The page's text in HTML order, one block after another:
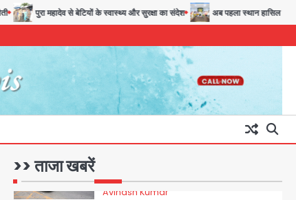
पुरा महादेव से बेटियों के स्वास्थ्य और सुरक्षा का संदेश अब पहला स्थान हासिल करना
>> ताजा खबरें
4 Team JHJ
28 साल बाद कानून के शिकंजे में आया
हत्या का फरार आरोपी
Team JHJ
गोलीबारी, छात्र ने खोली फायर, दो की
Avinash Kumar